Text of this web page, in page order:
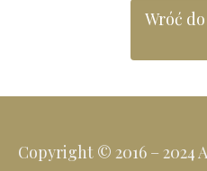
Wróć
Copyright © 2016 – 2024